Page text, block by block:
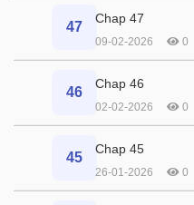
47
Chap 47
09-02-2026 0
46
Chap 46
02-02-2026 0
45
Chap 45
26-01-2026 0